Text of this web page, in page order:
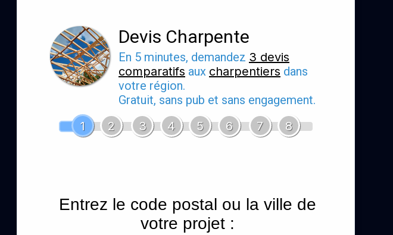
Devis Charpente
En 5 minutes, demandez 3 devis
comparatifs aux charpentiers dans
votre région.
Gratuit, sans pub et sans engagement.
1
2 3 4 5 6 7 8
Entrez le code postal ou la ville de
votre projet :